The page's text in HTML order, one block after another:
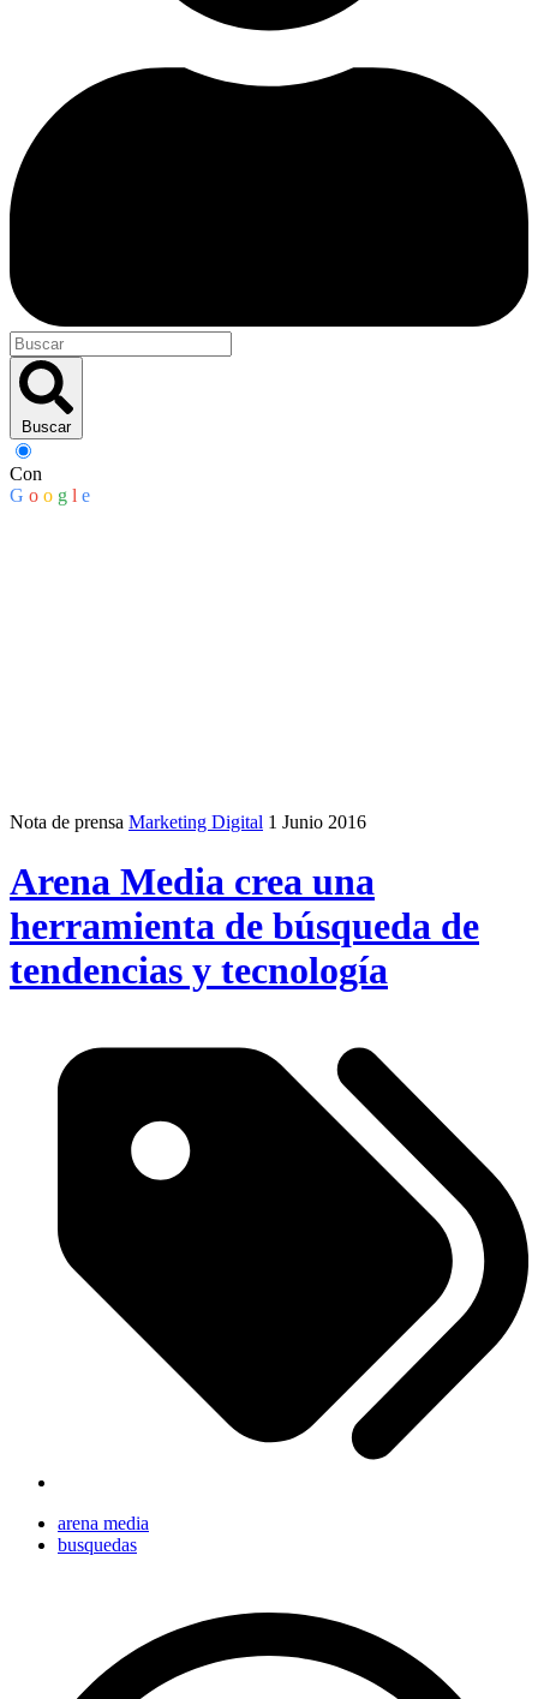
Buscar
Con
G o o g l e
Nota de prensa Marketing Digital 1 Junio 2016
Arena Media crea una
herramienta de búsqueda de
tendencias y tecnología
arena media
busquedas